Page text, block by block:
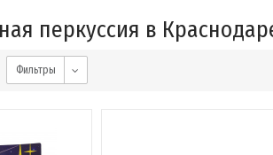
перкуссия в
Фильтры